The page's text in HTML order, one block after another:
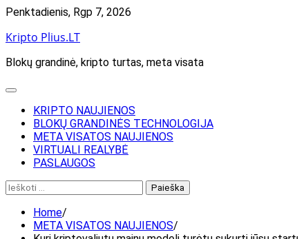
Skip
content
Penktadienis, Rgp 7, 2026
Kripto Plius.LT
Blokų grandinė, kripto turtas, meta visata
KRIPTO NAUJIENOS
BLOKŲ GRANDINĖS TECHNOLOGIJA
META VISATOS NAUJIENOS
VIRTUALI REALYBĖ
PASLAUGOS
Ieškoti:
Home
META VISATOS NAUJIENOS